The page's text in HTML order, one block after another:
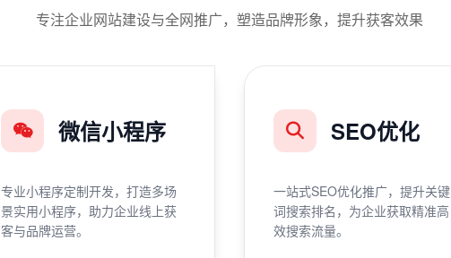
专注企业网站建设与全网推广，塑造品牌形象，提升获客效果
微信小程序
专业小程序定制开发，打造多场
景实用小程序，助力企业线上获
客与品牌运营。
SEO优化
一站式SEO优化推广，提升关键
词搜索排名，为企业获取精准高
效搜索流量。